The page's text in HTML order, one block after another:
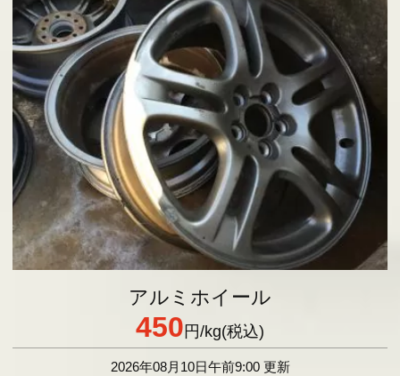
採用情報
お問い合わせ
アルミホイール
450円/kg(税込)
2026年08月10日午前9:00 更新